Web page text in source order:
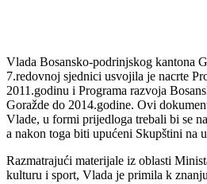
Vlada Bosansko-podrinjskog kantona
7.redovnoj sjednici usvojila je nacrte
2011.godinu i Programa razvoja
Vlade, u formi prijedloga trebali bi se
a nakon toga biti upućeni Skupštini na